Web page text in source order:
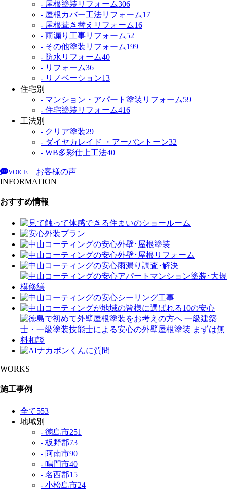
- 屋根塗装リフォーム306
- 屋根カバー工法リフォーム17
- 屋根葺き替えリフォーム16
- 雨漏り工事リフォーム52
- その他塗装リフォーム199
- 防水リフォーム40
- リフォーム36
- リノベーション13
住宅別
- マンション・アパート塗装リフォーム59
- 住宅塗装リフォーム416
工法別
- クリア塗装29
- ダイヤカレイド ・アーバントーン32
- WB多彩仕上工法40
VOICE
お客様の声
INFORMATION
おすすめ情報
WORKS
施工事例
全て553
地域別
- 徳島市251
- 板野郡73
- 阿南市90
- 鳴門市40
- 名西郡15
- 小松島市24